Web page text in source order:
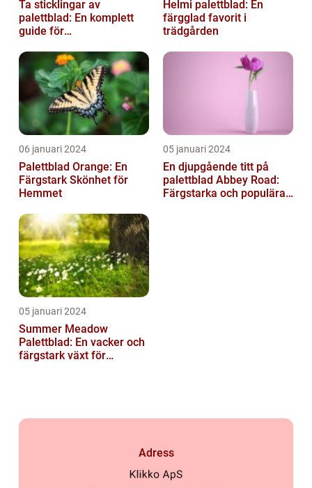
Ta sticklingar av
palettblad: En komplett
guide för
Helmi palettblad: En
färgglad favorit i
trädgården
06 januari 2024
Palettblad Orange: En
Färgstark Skönhet för
Hemmet
05 januari 2024
En djupgående titt på
palettblad Abbey Road:
Färgstarka och populära
05 januari 2024
Summer Meadow
Palettblad: En vacker och
färgstark växt för
Adress